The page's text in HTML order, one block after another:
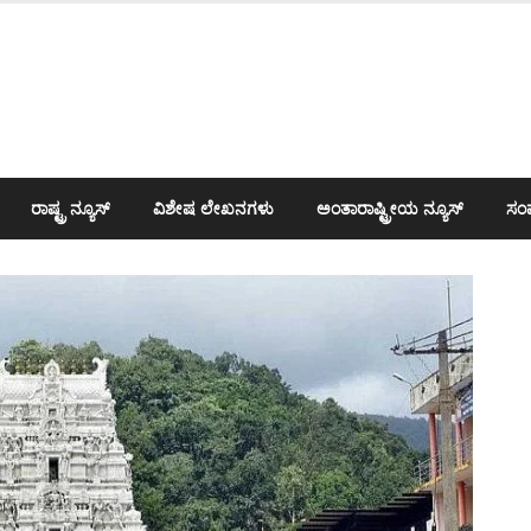
ರಾಷ್ಟ್ರ ನ್ಯೂಸ್ ವಿಶೇಷ ಲೇಖನಗಳು ಅಂತಾರಾಷ್ಟ್ರೀಯ ನ್ಯೂಸ್